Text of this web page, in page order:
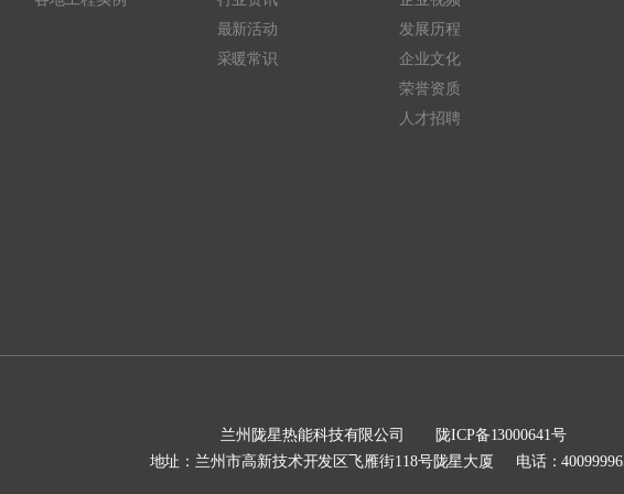
最新活动
采暖常识
发展历程
企业文化
荣誉资质
人才招聘
兰州陇星热能科技有限公司
陇ICP备13000641号
地址：兰州市高新技术开发区飞雁街118号陇星大厦
电话：